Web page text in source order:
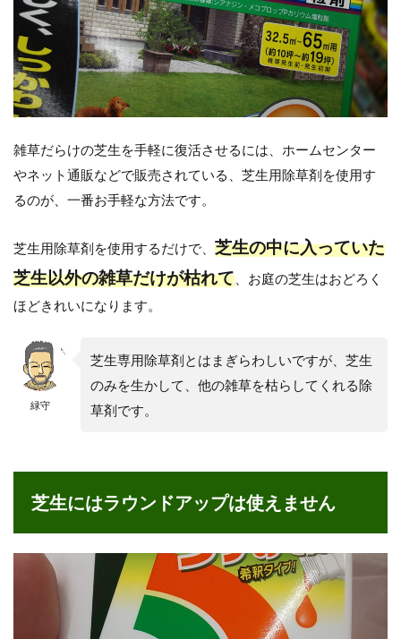
は
ラ
ウ
ン
ド
ア
ッ
は
使
え
ま
3
雑
草
け
に
な
っ
の
抜
草
雑草だらけの芝生を手軽に復活させるには、ホームセンター
やネット通販などで販売されている、芝生用除草剤を使用す
るのが、一番お手軽な方法です。
芝生用除草剤を使用するだけで、 芝生の中に入っていた
芝生以外の雑草だけが枯れて 、お庭の芝生はおどろく
ほどきれいになります。
緑守
芝生専用除草剤とはまぎらわしいですが、芝生
のみを生かして、他の雑草を枯らしてくれる除
草剤です。
芝生にはラウンドアップは使えません